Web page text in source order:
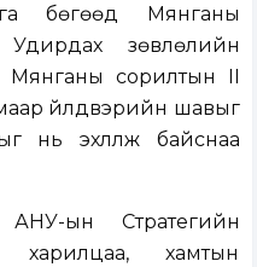
бөгөөд Мянганы
зөвлөлийн
сорилтын II
үйлдвэрийн шавыг
нь эхлүүлж байснаа
ын Стратегийн
харилцаа, хамтын